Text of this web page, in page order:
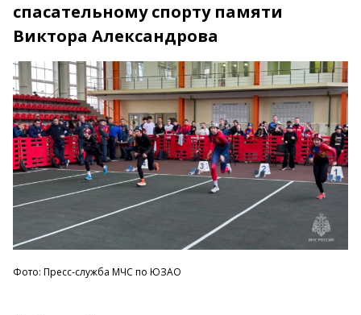
спасательному спорту памяти
Виктора Александрова
Фото: Пресс-служба МЧС по ЮЗАО